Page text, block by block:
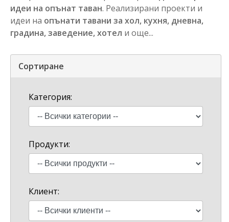
идеи на опънат таван. Реализирани проекти и
идеи на опънати тавани за хол, кухня, дневна,
градина, заведение, хотел и още...
Сортиране
Категория:
Продукти:
Клиент: